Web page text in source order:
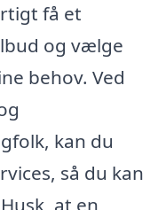
få et
og vælge
behov. Ved
kan du
så du kan
at en